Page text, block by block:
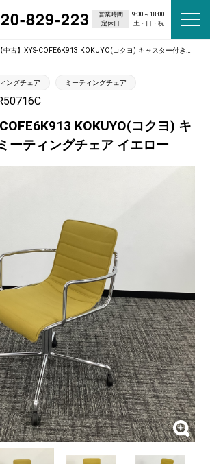
829-223 営業時間
9:00～18:00
定休日
土・日・祝
【中古】XYS-COFE6K913 KOKUYO(コクヨ) キャスター付きミーティングチェア イエロー
ングチェア ミーティングチェア
COFE6K913 KOKUYO(コクヨ) キ
ーティングチェア イエロー